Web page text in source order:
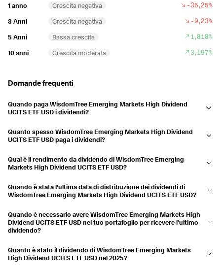
2024
7,46%
Pagato
03.10.2024
2,11%
Pagato
2023
7,9%
Pagato
05.01.2023 5,59%
2022
6,88%
Pagato
06.01.2022 19.01.2022 3,36%
2021
4,43%
Pagato
Domande frequenti
Quando paga WisdomTree Emerging Markets High Dividend
UCITS ETF USD i dividendi?
dividendi della società sono pagati in gennaio, aprile, luglio e ottobre.
Quanto spesso WisdomTree Emerging Markets High Dividend
UCITS ETF USD paga i dividendi?
Qual è il rendimento da dividendo di WisdomTree Emerging
Markets High Dividend UCITS ETF USD?
diminuite di 9,23% negli ultimi 3 anni.
Quando è stata l'ultima data di distribuzione dei dividendi di
WisdomTree Emerging Markets High Dividend UCITS ETF USD?
Quando è necessario avere WisdomTree Emerging Markets High
Dividend UCITS ETF USD nel tuo portafoglio per ricevere l'ultimo
dividendo?
nel tuo conto titoli il 02.07.2026, riceverai la distribuzione.
Quanto è stato il dividendo di WisdomTree Emerging Markets
High Dividend UCITS ETF USD nel 2025?
1 anno Crescita negativa -35,25%
3 Anni Crescita negativa -9,23%
5 Anni Bassa crescita 1,818%
10 anni Crescita moderata 3,197%